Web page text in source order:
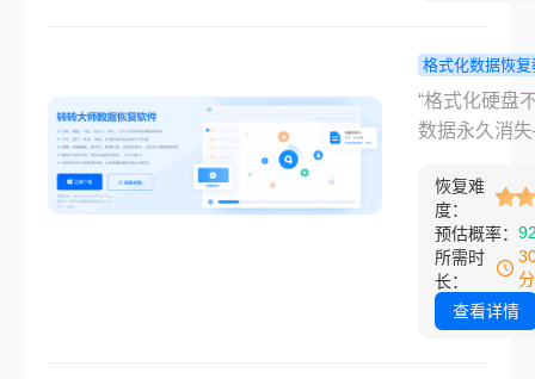
“怎么恢复移
数据？”“误格
文件还能找回
年测评经验
家系统梳理
盘数据恢复
方法，每种
会详细说明
骤、适用场
格式化数据恢复
误格式化硬
么恢复？5
回宝贵数据
“格式化硬盘
数据永久消
的数据都能
来！”作为一
电脑软件测
的博主，小
都会收到大
恢复难
度：
预估概率：
所需时
长：
查看详情